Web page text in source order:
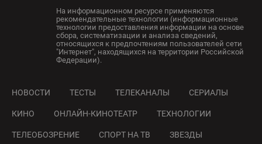
На информационном ресурсе применяются
рекомендательные технологии (информационные
технологии предоставления информации на основе
сбора, систематизации и анализа сведений,
относящихся к предпочтениям пользователей сети
"Интернет", находящихся на территории Российской
Федерации).
НОВОСТИ ТЕСТЫ ТЕЛЕКАНАЛЫ СЕРИАЛЫ
КИНО ОНЛАЙН-КИНОТЕАТР ТЕХНОЛОГИИ
ТЕЛЕОБОЗРЕНИЕ СПОРТ НА ТВ ЗВЕЗДЫ